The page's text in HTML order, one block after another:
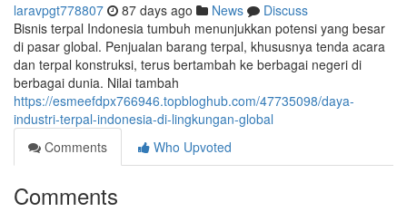
laravpgt778807 87 days ago News
Discuss
Bisnis terpal Indonesia tumbuh menunjukkan potensi yang besar
di pasar global. Penjualan barang terpal, khususnya tenda acara
dan terpal konstruksi, terus bertambah ke berbagai negeri di
berbagai dunia. Nilai tambah
https://esmeefdpx766946.topbloghub.com/47735098/daya-
industri-terpal-indonesia-di-lingkungan-global
Comments
Who Upvoted
Comments